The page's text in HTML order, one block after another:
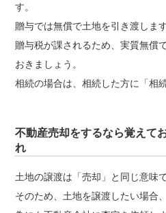
す。
贈与では無償で土地を引き渡しま
贈与税が課されるため、実質無償
おきましょう。
相続の場合は、相続した方に「相
不動産売却をするなら覚えて
れ
土地の譲渡は「売却」と同じ意味で
そのため、土地を譲渡したい場合